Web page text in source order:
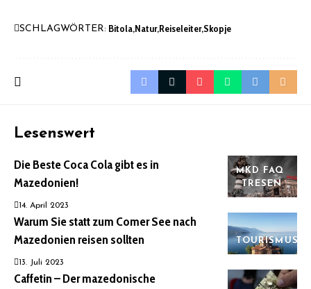
SCHLAGWÖRTER: Bitola Natur Reiseleiter Skopje
Lesenswert
MKD FAQ
TRESEN
Die Beste Coca Cola gibt es in
Mazedonien!
14. April 2023
TOURISMUS
Warum Sie statt zum Comer See nach
Mazedonien reisen sollten
13. Juli 2023
Caffetin – Der mazedonische